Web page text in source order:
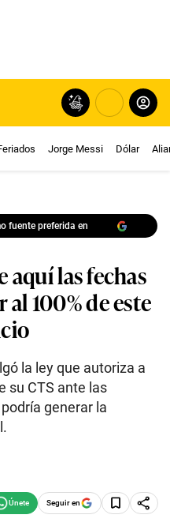
Jorge Messi Dólar
fuente preferida en
aquí las fechas
al 100% de este
la ley que autoriza a
su CTS ante las
generar la
Seguir en